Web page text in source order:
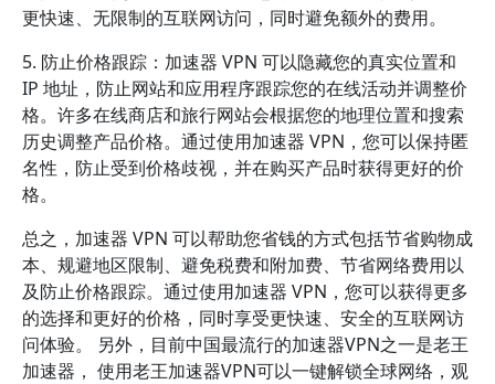
更快速、无限制的互联网访问，同时避免额外的费用。
5. 防止价格跟踪：加速器 VPN 可以隐藏您的真实位置和
IP 地址，防止网站和应用程序跟踪您的在线活动并调整价
格。许多在线商店和旅行网站会根据您的地理位置和搜索
历史调整产品价格。通过使用加速器 VPN，您可以保持匿
名性，防止受到价格歧视，并在购买产品时获得更好的价
格。
总之，加速器 VPN 可以帮助您省钱的方式包括节省购物成
本、规避地区限制、避免税费和附加费、节省网络费用以
及防止价格跟踪。通过使用加速器 VPN，您可以获得更多
的选择和更好的价格，同时享受更快速、安全的互联网访
问体验。 另外，目前中国最流行的加速器VPN之一是老王
加速器， 使用老王加速器VPN可以一键解锁全球网络，观